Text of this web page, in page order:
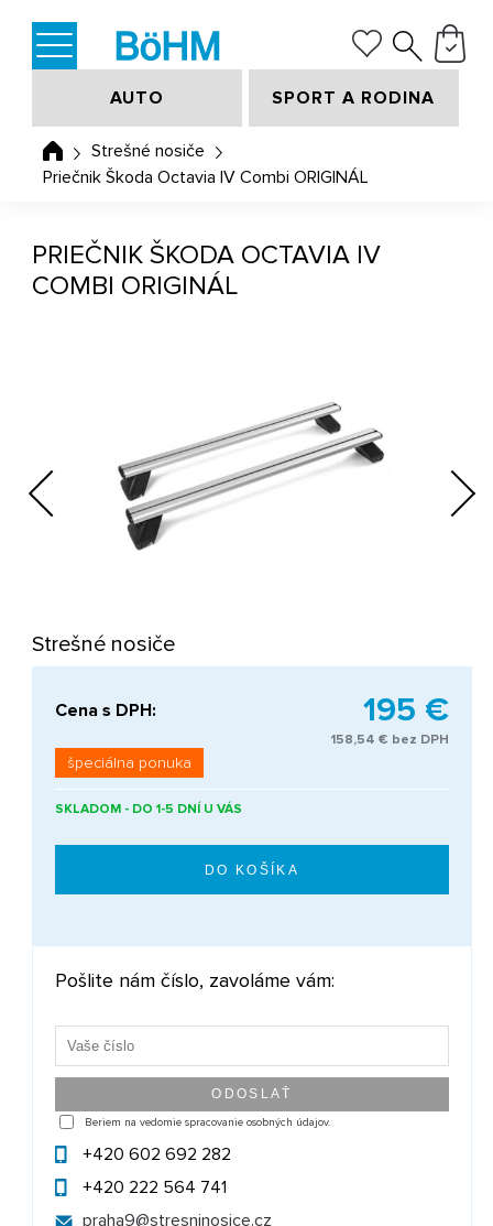
AUTO SPORT A RODINA
Strešné nosiče
Priečnik Škoda Octavia IV Combi ORIGINÁL
Previous Next
PRIEČNIK ŠKODA OCTAVIA IV
COMBI ORIGINÁL
Strešné nosiče
Cena s DPH: 195 €
158,54 € bez DPH
špeciálna ponuka
SKLADOM - DO 1-5 DNÍ U VÁS
Pošlite nám číslo, zavoláme vám:
Beriem na vedomie spracovanie osobných údajov.
+420 602 692 282
+420 222 564 741
praha9@stresninosice.cz